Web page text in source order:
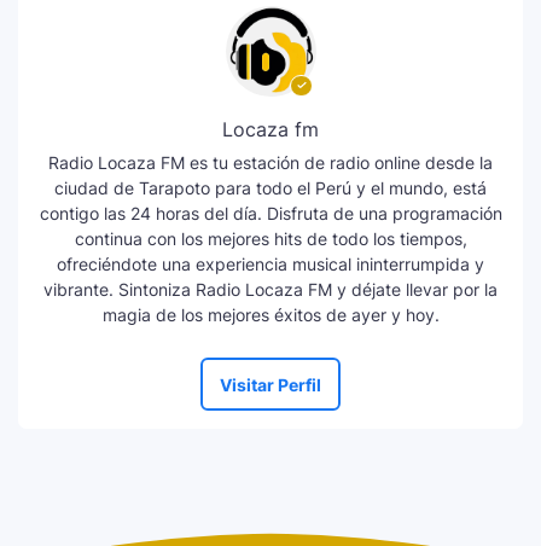
Locaza fm
Radio Locaza FM es tu estación de radio online desde la
ciudad de Tarapoto para todo el Perú y el mundo, está
contigo las 24 horas del día. Disfruta de una programación
continua con los mejores hits de todo los tiempos,
ofreciéndote una experiencia musical ininterrumpida y
vibrante. Sintoniza Radio Locaza FM y déjate llevar por la
magia de los mejores éxitos de ayer y hoy.
Visitar Perfil